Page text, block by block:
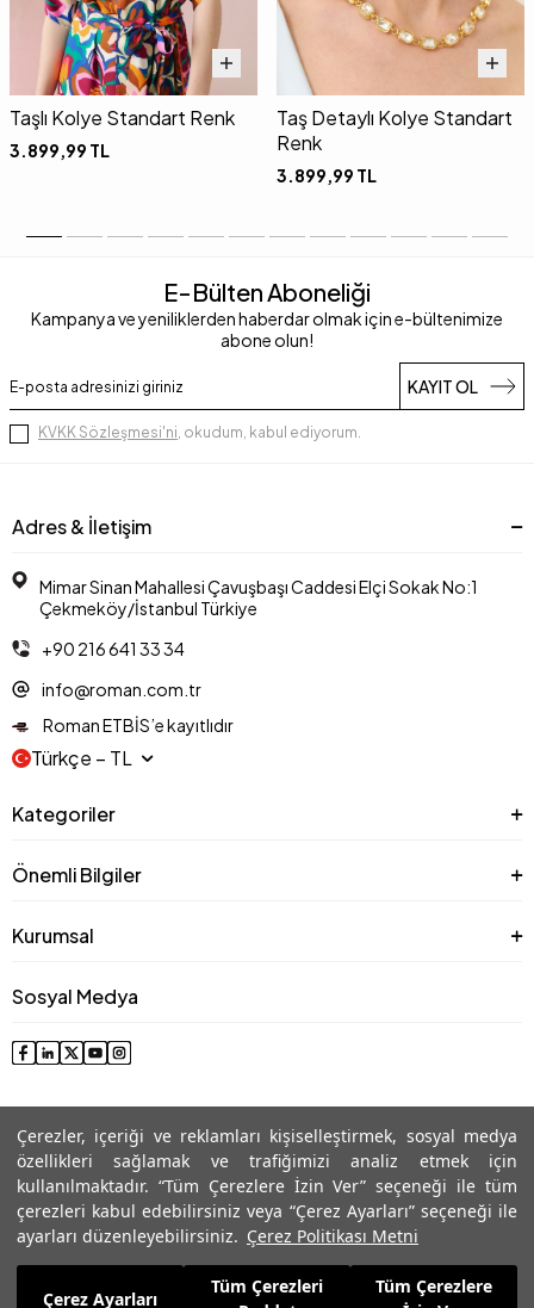
Çerezler, içeriği ve reklamları kişiselleştirmek, sosyal medya
özellikleri sağlamak ve trafiğimizi analiz etmek için
kullanılmaktadır. “Tüm Çerezlere İzin Ver” seçeneği ile tüm
çerezleri kabul edebilirsiniz veya “Çerez Ayarları” seçeneği ile
ayarları düzenleyebilirsiniz. Çerez Politikası Metni
Çerez Ayarları
Tüm Çerezleri
Tüm Çerezlere
2.534,99 TL
Taşlı Kolye Standart Renk
3.899,99 TL
Taş Detaylı Kolye Standart
Renk
3.899,99 TL
E-Bülten Aboneliği
Kampanya ve yeniliklerden haberdar olmak için e-bültenimize
abone olun!
KAYIT OL
KVKK Sözleşmesi'ni, okudum, kabul ediyorum.
Adres & İletişim
Mimar Sinan Mahallesi Çavuşbaşı Caddesi Elçi Sokak No:1
Çekmeköy/İstanbul Türkiye
+90 216 641 33 34
info@roman.com.tr
Roman ETBİS’e kayıtlıdır
Türkçe − TL
Kategoriler
Önemli Bilgiler
Kurumsal
Sosyal Medya
© 2025 Roman® Tüm Hakları Saklıdır, İzinsiz kullanılamaz